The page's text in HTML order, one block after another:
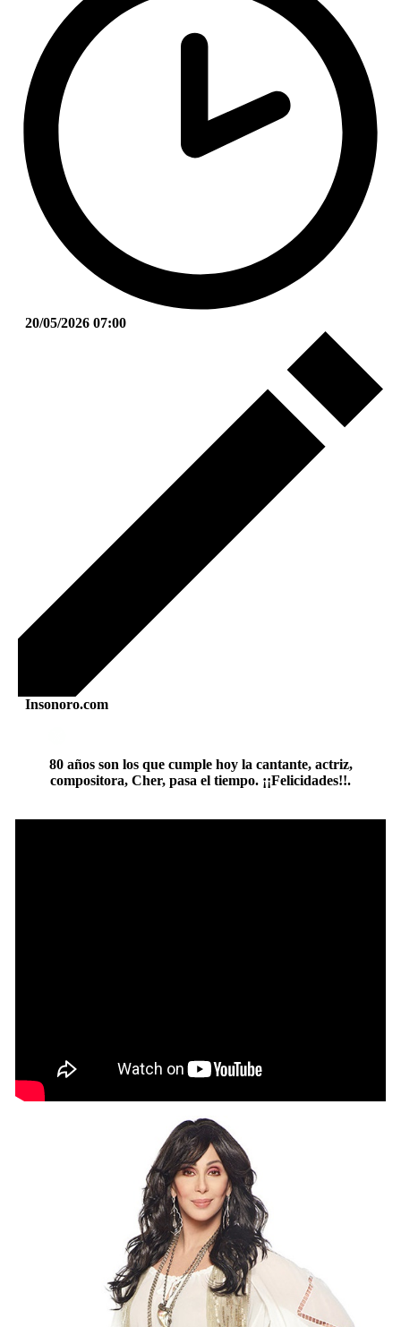
20/05/2026 07:00
Insonoro.com
80 años son los que cumple hoy la cantante, actriz,
compositora, Cher, pasa el tiempo. ¡¡Felicidades!!.